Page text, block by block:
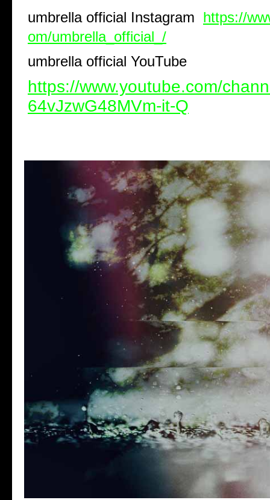
umbrella official Instagram https://
om/umbrella_official_/
umbrella official YouTube
https://www.youtube.com/
64vJzwG48MVm-it-Q